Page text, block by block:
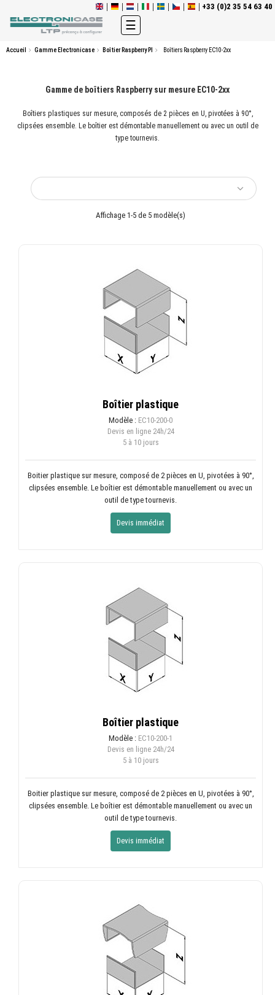
+33 (0)2 35 54 63 40
Basculer
la
navigation
☰
Accueil Gamme Electronicase Boîtier Raspberry PI Boîtiers Raspberry EC10-2xx
Gamme de boîtiers Raspberry sur mesure EC10-2xx
Boîtiers plastiques sur mesure, composés de 2 pièces en U, pivotées à 90°,
clipsées ensemble. Le boîtier est démontable manuellement ou avec un outil de
type tournevis.
Affichage 1-5 de 5 modèle(s)
Boîtier plastique
Modèle : EC10-200-0
Devis en ligne24h/24
5 à 10 jours
Boitier plastique sur mesure, composé de 2 pièces en U, pivotées à 90°,
clipsées ensemble. Le boîtier est démontable manuellement ou avec un
outil de type tournevis.
Devis immédiat
Boîtier plastique
Modèle : EC10-200-1
Devis en ligne24h/24
5 à 10 jours
Boitier plastique sur mesure, composé de 2 pièces en U, pivotées à 90°,
clipsées ensemble. Le boîtier est démontable manuellement ou avec un
outil de type tournevis.
Devis immédiat